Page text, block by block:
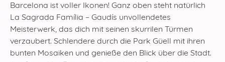
Barcelona ist voller Ikonen! Ganz oben steht natürlich
La Sagrada Família – Gaudís unvollendetes
Meisterwerk, das dich mit seinen skurrilen Türmen
verzaubert. Schlendere durch die Park Güell mit ihren
bunten Mosaiken und genieße den Blick über die Stadt.